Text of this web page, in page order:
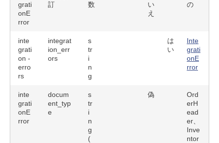
grati
onE
rror
訂
数
い
え
の
inte
grati
on -
erro
rs
integrat
ion_err
ors
s
tr
i
n
g
は
い
Inte
grati
onE
rror
inte
grati
onE
rror
docum
ent_typ
e
s
tr
i
n
g
(
偽
Ord
erH
ead
er、
Inve
ntor